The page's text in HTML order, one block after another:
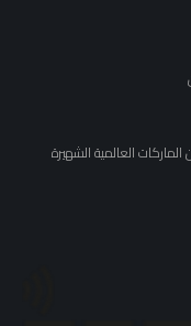
العالمية الشهيرة